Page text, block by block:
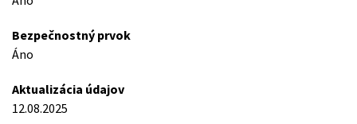
Bezpečnostný prvok
Áno
Aktualizácia údajov
12.08.2025